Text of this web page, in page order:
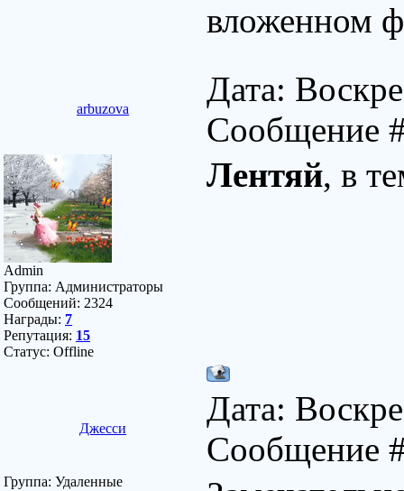
вложенном
arbuzova
Дата:
Сообщение
Admin
Группа: Администраторы
Сообщений: 2324
Награды: 7
Репутация: 15
Статус: Offline
Лентяй, в
Джесси
Дата:
Сообщение
Группа: Удаленные